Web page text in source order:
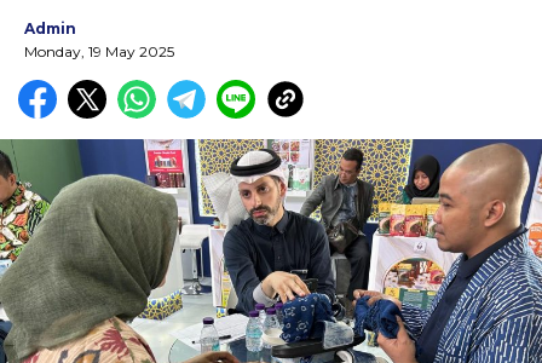
Admin
Monday, 19 May 2025